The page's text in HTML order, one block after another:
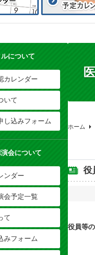
ホーム
役
役員等
について
カレンダー
いて
し込みフォーム
会について
ンダー
会予定一覧
て
みフォーム